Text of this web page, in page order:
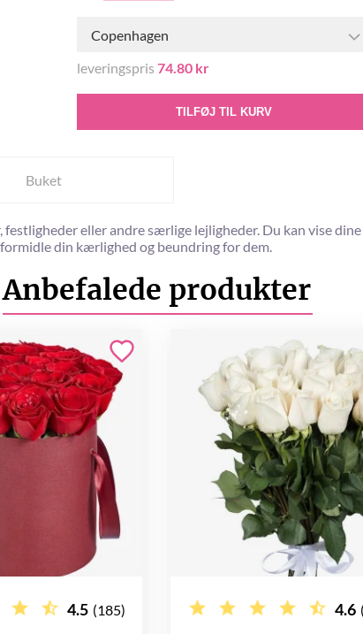
Copenhagen
leveringspris74.80 kr
TILFØJ TIL KURV
Buket
eller andre særlige lejligheder. Du kan vise
din kærlighed og beundring for dem.
Anbefalede produkter
4.5 (185) 4.6